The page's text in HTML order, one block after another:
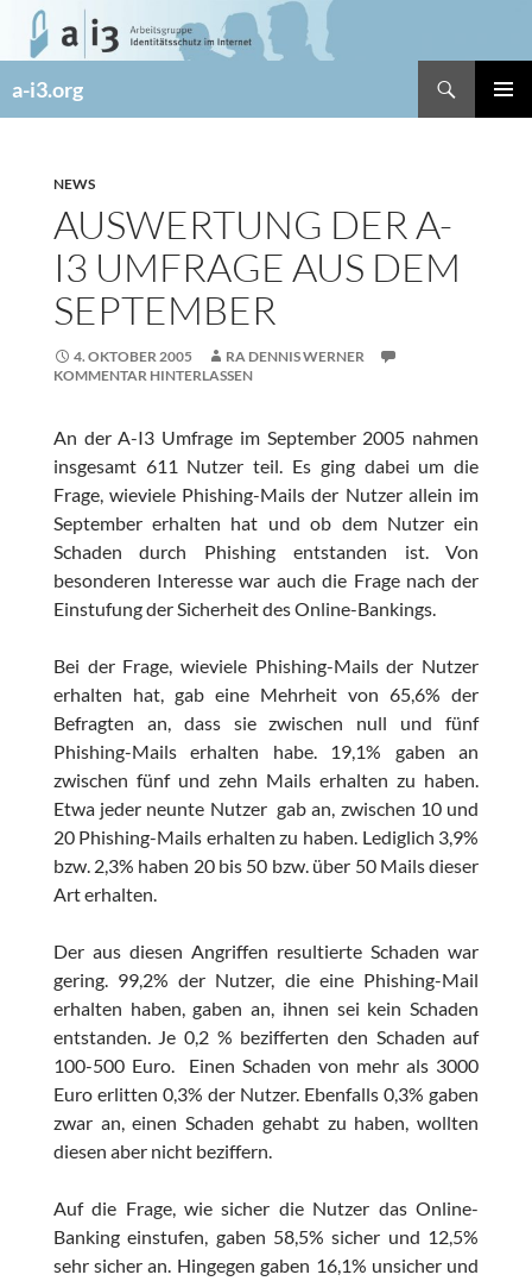
Zum
Inhalt
a-i3.org
NEWS
AUSWERTUNG DER A-
I3 UMFRAGE AUS DEM
SEPTEMBER
4. OKTOBER 2005
RA DENNIS WERNER
KOMMENTAR HINTERLASSEN
An der A-I3 Umfrage im September 2005 nahmen
insgesamt 611 Nutzer teil. Es ging dabei um die
Frage, wieviele Phishing-Mails der Nutzer allein im
September erhalten hat und ob dem Nutzer ein
Schaden durch Phishing entstanden ist. Von
besonderen Interesse war auch die Frage nach der
Einstufung der Sicherheit des Online-Bankings.
Bei der Frage, wieviele Phishing-Mails der Nutzer
erhalten hat, gab eine Mehrheit von 65,6% der
Befragten an, dass sie zwischen null und fünf
Phishing-Mails erhalten habe. 19,1% gaben an
zwischen fünf und zehn Mails erhalten zu haben.
Etwa jeder neunte Nutzer gab an, zwischen 10 und
20 Phishing-Mails erhalten zu haben. Lediglich 3,9%
bzw. 2,3% haben 20 bis 50 bzw. über 50 Mails dieser
Art erhalten.
Der aus diesen Angriffen resultierte Schaden war
gering. 99,2% der Nutzer, die eine Phishing-Mail
erhalten haben, gaben an, ihnen sei kein Schaden
entstanden. Je 0,2 % bezifferten den Schaden auf
100-500 Euro. Einen Schaden von mehr als 3000
Euro erlitten 0,3% der Nutzer. Ebenfalls 0,3% gaben
zwar an, einen Schaden gehabt zu haben, wollten
diesen aber nicht beziffern.
Auf die Frage, wie sicher die Nutzer das Online-
Banking einstufen, gaben 58,5% sicher und 12,5%
sehr sicher an. Hingegen gaben 16,1% unsicher und